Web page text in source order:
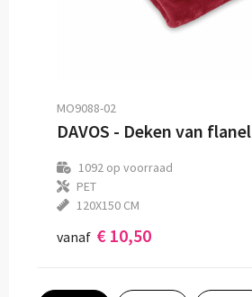
MO9088-02
DAVOS - Deken van flanel
1092op voorraad
PET
120X150 CM
vanaf € 10,50